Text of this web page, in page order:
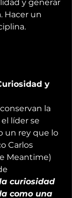
y generar
Hacer un
y
la
líder se
un rey que lo
Carlos
Meantime)
curiosidad
como una